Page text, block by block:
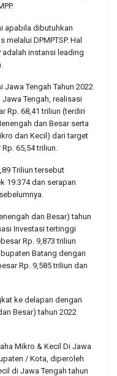
apabila dibutuhkan
DPMPTSP. Hal
adalah instansi leading
Tengah Tahun 2022
Jawa Tengah, realisasi
Rp. 68,41 triliun (terdiri
dan Besar serta
dan Kecil) dari target
65,54 triliun.
Triliun tersebut
19.374 dan serapan
dan Besar) tahun
Investasi tertinggi
Rp. 9,873 triliun
Batang dengan
Rp. 9,585 triliun dan
ke delapan dengan
Besar) tahun 2022
Mikro & Kecil Di Jawa
/ Kota, diperoleh
di Jawa Tengah tahun